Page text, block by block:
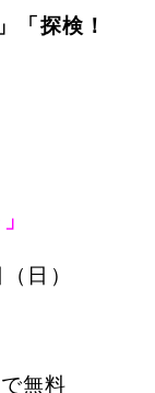
「探検！
日）
無料